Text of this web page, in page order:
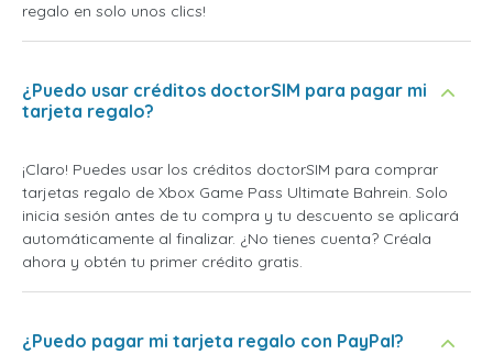
regalo en solo unos clics!
¿Puedo usar créditos doctorSIM para pagar mi
tarjeta regalo?
¡Claro! Puedes usar los créditos doctorSIM para comprar
tarjetas regalo de Xbox Game Pass Ultimate Bahrein. Solo
inicia sesión antes de tu compra y tu descuento se aplicará
automáticamente al finalizar. ¿No tienes cuenta? Créala
ahora y obtén tu primer crédito gratis.
¿Puedo pagar mi tarjeta regalo con PayPal?